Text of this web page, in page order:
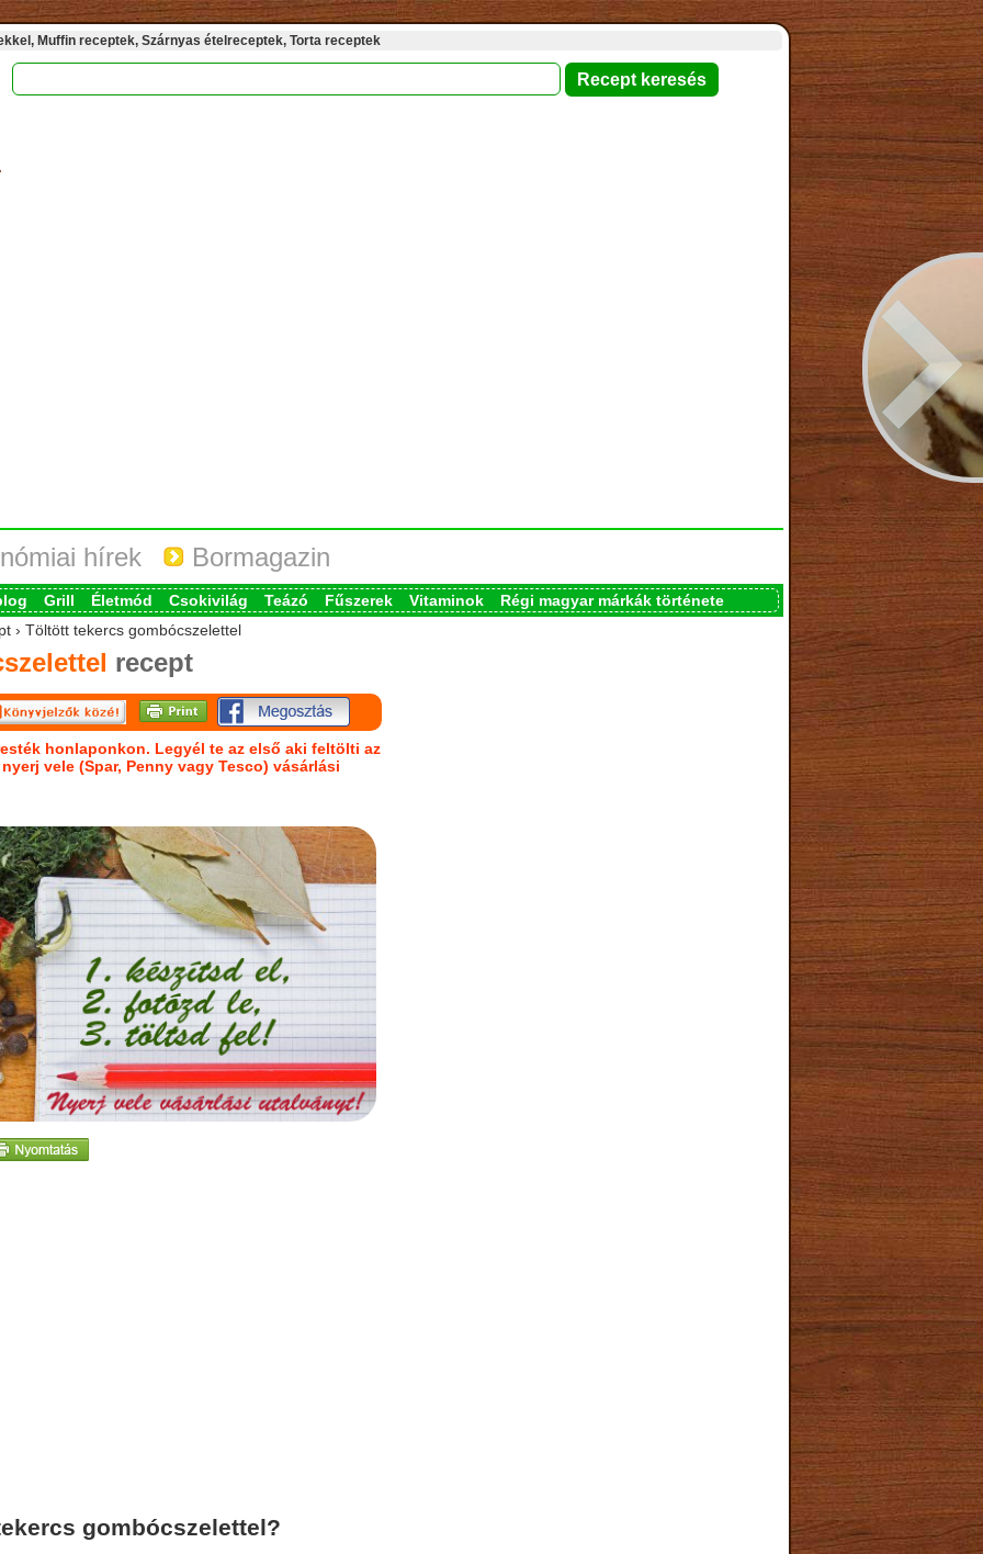
Muffin receptek, Szárnyas ételreceptek, Torta receptek
hírek Bormagazin
Grill Életmód Csokivilág Teázó Fűszerek Vitaminok
Régi magyar márkák története
› Töltött tekercs gombócszelettel
recept
honlaponkon. Legyél te az első aki feltölti az
vele (Spar, Penny vagy Tesco) vásárlási
gombócszelettel?